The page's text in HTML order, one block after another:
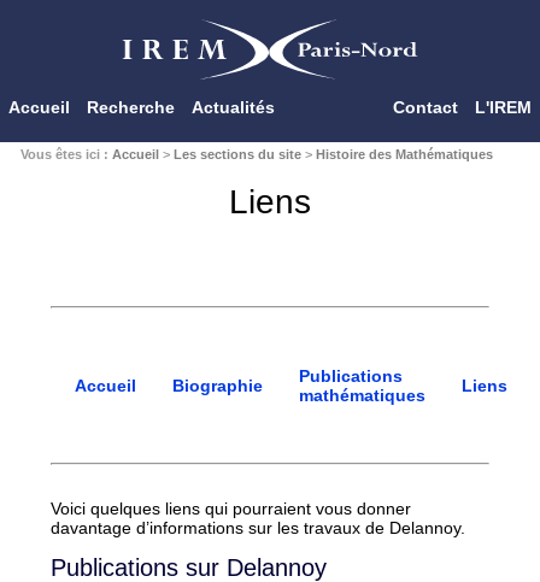
Accueil Recherche Actualités Contact L'IREM
Vous êtes ici : Accueil> Les sections du site> Histoire des Mathématiques
Liens
Accueil Biographie
Publications
mathématiques
Liens
Voici quelques liens qui pourraient vous donner
davantage d’informations sur les travaux de Delannoy.
Publications sur Delannoy